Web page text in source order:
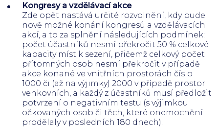
Kongresy a vzdělávací akce
Zde opět nastává určité rozvolnění, kdy bude
nově možné konání kongresů a vzdělávacích
akcí, a to za splnění následujících podmínek:
počet účastníků nesmí překročit 50 % celkové
kapacity míst k sezení, přičemž celkový počet
přítomných osob nesmí překročit v případě
akce konané ve vnitřních prostorách číslo
1000 či (až na výjimky) 2000 v případě prostor
venkovních, a každý z účastníků musí předložit
potvrzení o negativním testu (s výjimkou
očkovaných osob či těch, které onemocnění
prodělaly v posledních 180 dnech).